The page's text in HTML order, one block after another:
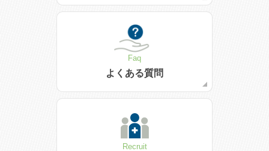
Faq
よくある質問
Recruit